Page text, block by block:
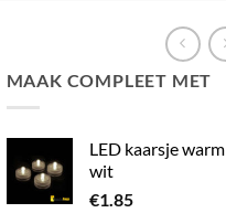
MAAK COMPLEET MET
LED kaarsje warm
wit
€1.85